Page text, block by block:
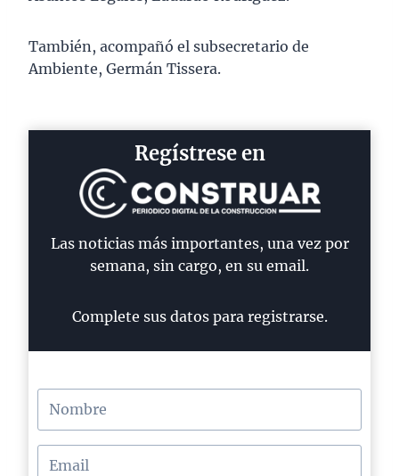
También, acompañó el subsecretario de
Ambiente, Germán Tissera.
Regístrese en
Las noticias más importantes, una vez por
semana, sin cargo, en su email.
Complete sus datos para registrarse.